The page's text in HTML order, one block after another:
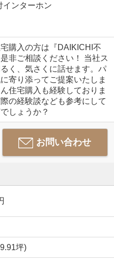
インターホン
購入の方は『DAIKICHI不
非ご相談ください！ 当社ス
く、気さくに話せます。パ
寄り添ってご提案いたしま
住宅購入も経験しておりま
の経験談なども参考にして
しょうか？
お問い合わせ
坪)